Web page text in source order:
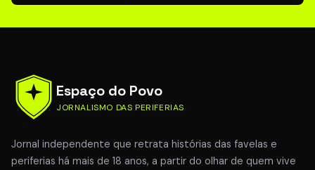
Espaço do Povo
JORNALISMO DAS PERIFERIAS
Jornal independente que retrata histórias das favelas e
periferias há mais de 18 anos, a partir do olhar de quem vive